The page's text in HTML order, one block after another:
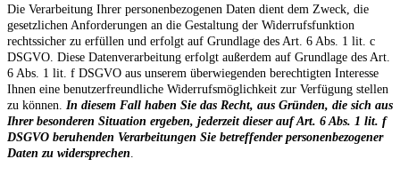
Die Verarbeitung Ihrer personenbezogenen Daten dient dem Zweck, die
gesetzlichen Anforderungen an die Gestaltung der Widerrufsfunktion
rechtssicher zu erfüllen und erfolgt auf Grundlage des Art. 6 Abs. 1 lit. c
DSGVO. Diese Datenverarbeitung erfolgt außerdem auf Grundlage des Art.
6 Abs. 1 lit. f DSGVO aus unserem überwiegenden berechtigten Interesse
Ihnen eine benutzerfreundliche Widerrufsmöglichkeit zur Verfügung stellen
zu können. In diesem Fall haben Sie das Recht, aus Gründen, die sich aus
Ihrer besonderen Situation ergeben, jederzeit dieser auf Art. 6 Abs. 1 lit. f
DSGVO beruhenden Verarbeitungen Sie betreffender personenbezogener
Daten zu widersprechen